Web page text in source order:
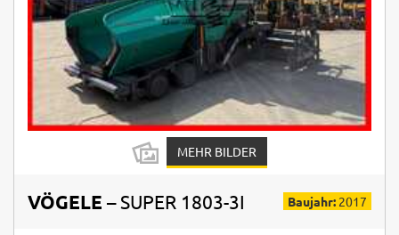
MEHR BILDER
VÖGELE – SUPER 1803-3I Baujahr: 2017